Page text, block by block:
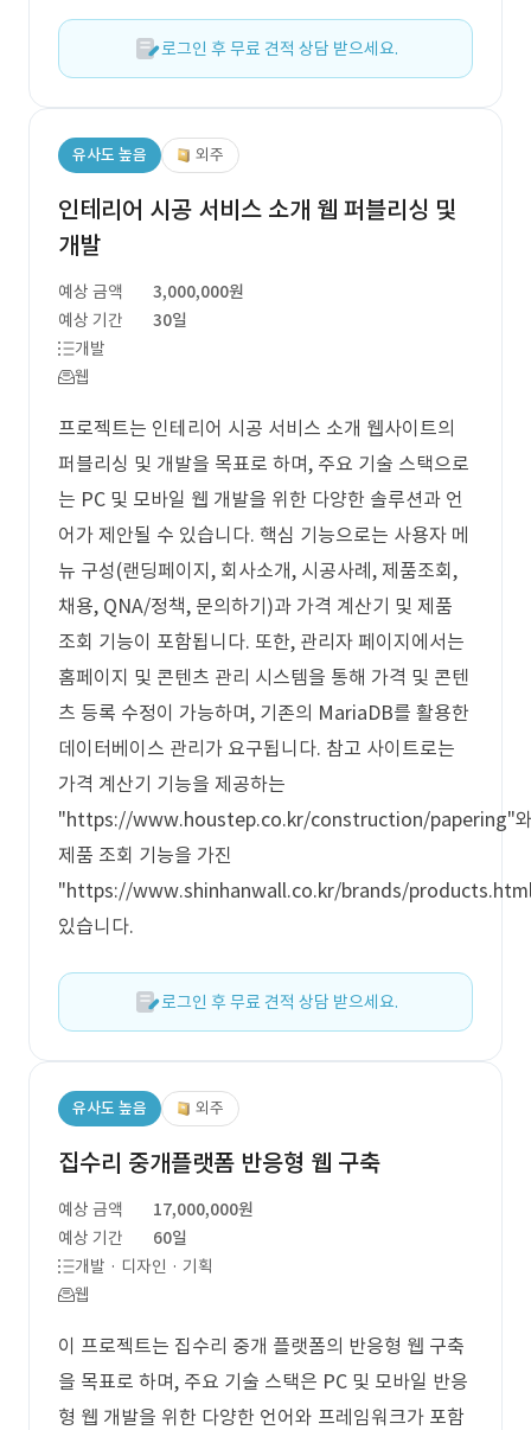
로그인 후 무료 견적 상담 받으세요.
유사도 높음 외주
인테리어 시공 서비스 소개 웹 퍼블리싱 및
개발
예상 금액
3,000,000원
예상 기간
30일
개발
웹
프로젝트는 인테리어 시공 서비스 소개 웹사이트의
퍼블리싱 및 개발을 목표로 하며, 주요 기술 스택으로
는 PC 및 모바일 웹 개발을 위한 다양한 솔루션과 언
어가 제안될 수 있습니다. 핵심 기능으로는 사용자 메
뉴 구성(랜딩페이지, 회사소개, 시공사례, 제품조회,
채용, QNA/정책, 문의하기)과 가격 계산기 및 제품
조회 기능이 포함됩니다. 또한, 관리자 페이지에서는
홈페이지 및 콘텐츠 관리 시스템을 통해 가격 및 콘텐
츠 등록 수정이 가능하며, 기존의 MariaDB를 활용한
데이터베이스 관리가 요구됩니다. 참고 사이트로는
가격 계산기 기능을 제공하는
"https://www.houstep.co.kr/construction/papering"
제품 조회 기능을 가진
"https://www.shinhanwall.co.kr/brands/
있습니다.
로그인 후 무료 견적 상담 받으세요.
유사도 높음 외주
집수리 중개플랫폼 반응형 웹 구축
예상 금액
17,000,000원
예상 기간
60일
개발 · 디자인 · 기획
웹
이 프로젝트는 집수리 중개 플랫폼의 반응형 웹 구축
을 목표로 하며, 주요 기술 스택은 PC 및 모바일 반응
형 웹 개발을 위한 다양한 언어와 프레임워크가 포함